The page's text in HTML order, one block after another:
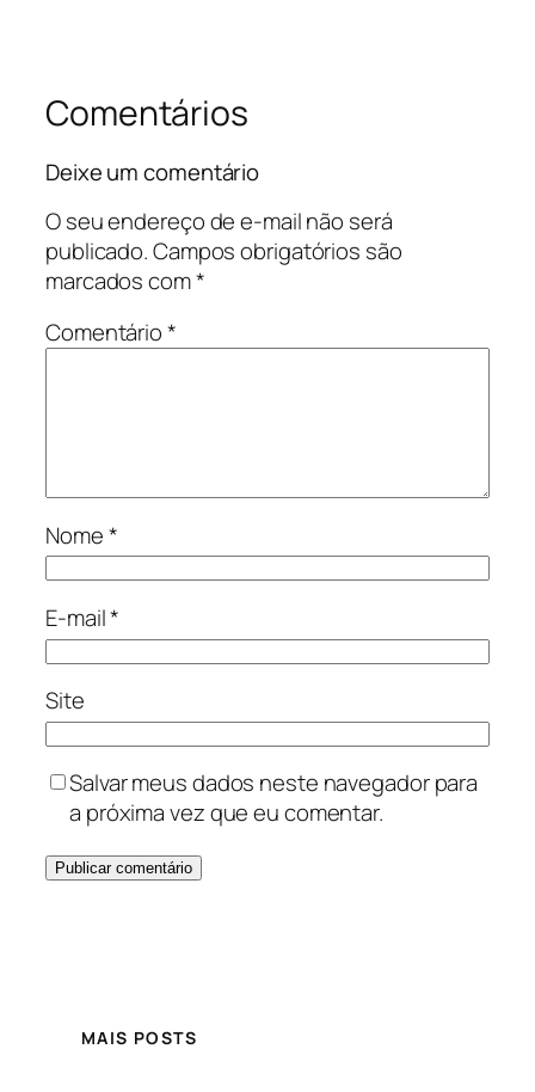
Comentários
Deixe um comentário
O seu endereço de e-mail não será
publicado.Campos obrigatórios são
marcados com*
Comentário*
Nome*
E-mail*
Site
Salvar meus dados neste navegador para
a próxima vez que eu comentar.
MAIS POSTS